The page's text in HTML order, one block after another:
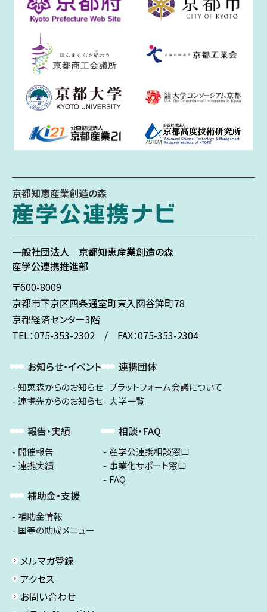
京都知恵産業創造の森
一般社団法人 京都知恵産業創造の森
産学公連携推進部
〒600-8009
京都市下京区四条通室町東入函谷鉾町78
京都経済センター3階
TEL：075-353-2302 / FAX：075-353-2304
お知らせ・イベント
知恵森からのお知らせ
連携先からのお知らせ
報告・実績
開催報告
連携実績
補助金・支援
補助金情報
国等の助成メニュー
連携団体
プラットフォーム会議について
大学一覧
相談・FAQ
産学公連携相談窓口
事業化サポート窓口
FAQ
メルマガ登録
アクセス
お問い合わせ